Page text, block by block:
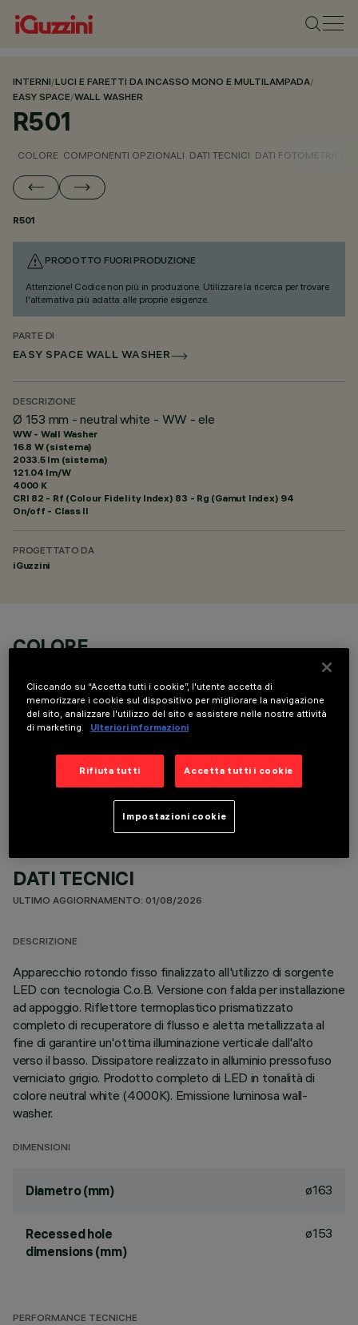
INTERNI/LUCI E FARETTI DA INCASSO MONO E MULTILAMPADA/
EASY SPACE/WALL WASHER
R501
COLORE COMPONENTI OPZIONALI DATI TECNICI DATI FOTOMETRICI
R501
PRODOTTO FUORI PRODUZIONE
Attenzione! Codice non più in produzione. Utilizzare la ricerca per trovare
l'alternativa più adatta alle proprie esigenze.
PARTE DI
EASY SPACE WALL WASHER
DESCRIZIONE
Ø 153 mm - neutral white - WW - ele
WW - Wall Washer
16.8 W (sistema)
2033.5 lm (sistema)
121.04 lm/W
4000 K
CRI 82 - Rf (Colour Fidelity Index) 83 - Rg (Gamut Index) 94
On/off - Class II
PROGETTATO DA
iGuzzini
COLORE
COMPONENTI OPZIONALI
DATI TECNICI
ULTIMO AGGIORNAMENTO: 01/08/2026
DESCRIZIONE
Apparecchio rotondo fisso finalizzato all'utilizzo di sorgente
LED con tecnologia C.o.B. Versione con falda per installazione
ad appoggio. Riflettore termoplastico prismatizzato
completo di recuperatore di flusso e aletta metallizzata al
fine di garantire un'ottima illuminazione verticale dall'alto
verso il basso. Dissipatore realizzato in alluminio pressofuso
verniciato grigio. Prodotto completo di LED in tonalità di
colore neutral white (4000K). Emissione luminosa wall-
washer.
DIMENSIONI
Diametro (mm) ø163
Recessed hole
dimensions (mm)
ø153
PERFORMANCE TECNICHE
Cliccando su “Accetta tutti i cookie”, l'utente accetta di
memorizzare i cookie sul dispositivo per migliorare la navigazione
del sito, analizzare l'utilizzo del sito e assistere nelle nostre attività
di marketing.
Ulteriori informazioni
Rifiuta tutti Accetta tutti i cookie
Impostazioni cookie